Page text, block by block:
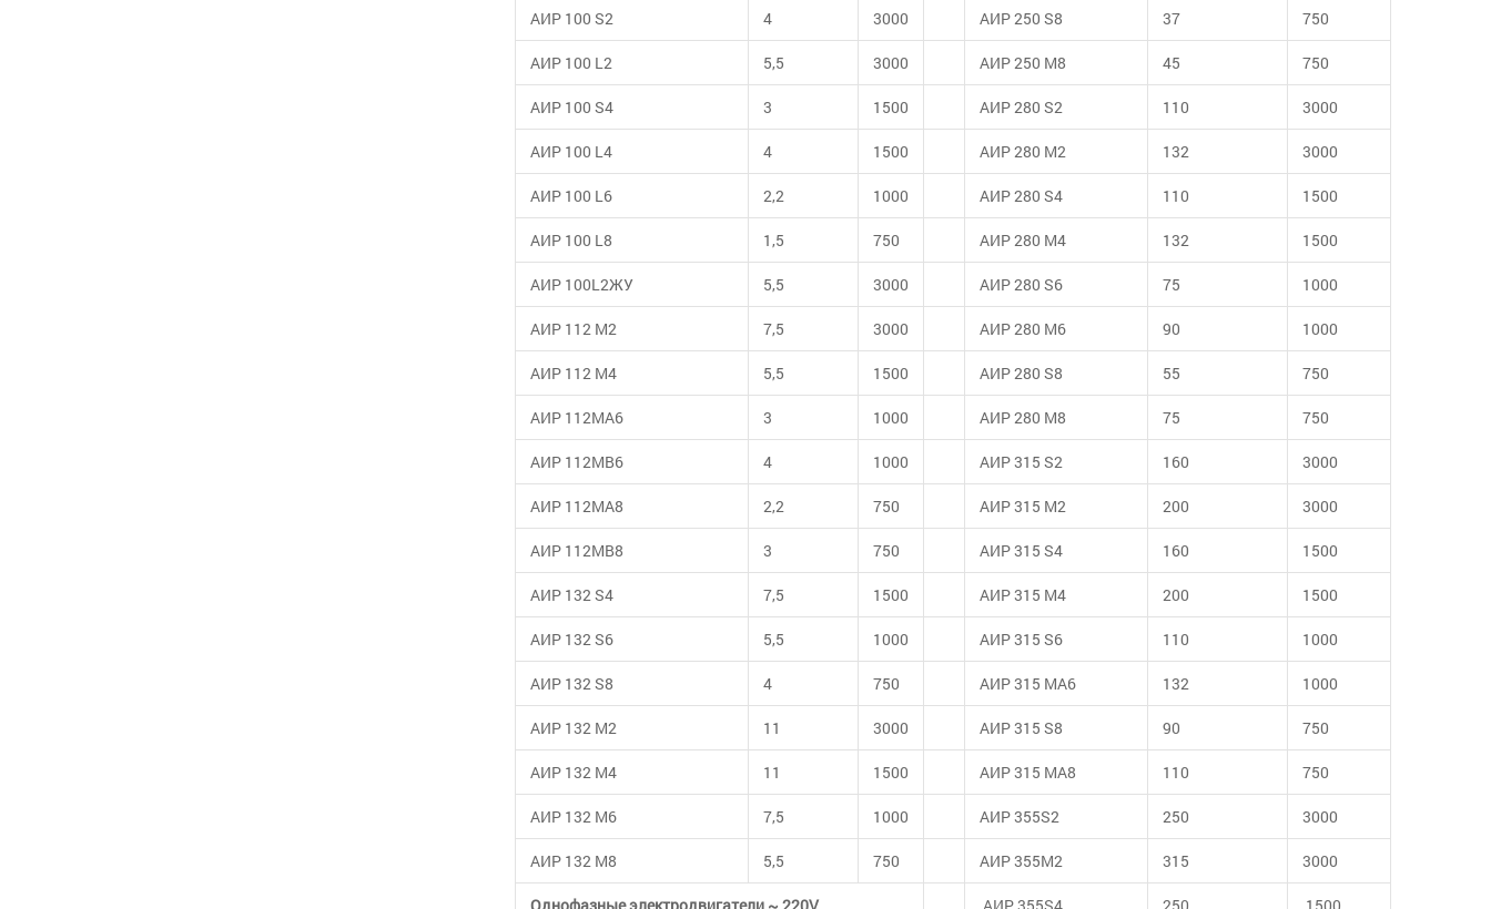
АИР 100 S2 4 3000 АИР 250 S8 37 750
АИР 100 L2 5,5 3000 АИР 250 М8 45 750
АИР 100 S4 3 1500 АИР 280 S2 110 3000
АИР 100 L4 4 1500 АИР 280 М2 132 3000
АИР 100 L6 2,2 1000 АИР 280 S4 110 1500
АИР 100 L8 1,5 750 АИР 280 М4 132 1500
АИР 100L2ЖУ 5,5 3000 АИР 280 S6 75 1000
АИР 112 М2 7,5 3000 AИР 280 М6 90 1000
АИР 112 М4 5,5 1500 AИР 280 S8 55 750
АИР 112МА6 3 1000 AИР 280 М8 75 750
АИР 112МВ6 4 1000 АИР 315 S2 160 3000
АИР 112МА8 2,2 750 AИР 315 M2 200 3000
АИР 112МВ8 3 750 АИР 315 S4 160 1500
АИР 132 S4 7,5 1500 AИР 315 M4 200 1500
АИР 132 S6 5,5 1000 AИР 315 S6 110 1000
АИР 132 S8 4 750 АИР 315 МА6 132 1000
АИР 132 М2 11 3000 AИР 315 S8 90 750
АИР 132 М4 11 1500 AИР 315 MА8 110 750
АИР 132 М6 7,5 1000 АИР 355S2 250 3000
АИР 132 М8 5,5 750 АИР 355М2 315 3000